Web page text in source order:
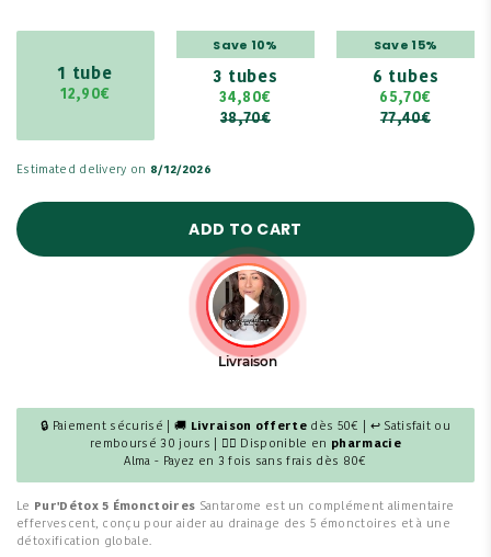
1 tube
12,90€
3 tubes
Save 10%
34,80€
38,70€
6 tubes
Save 15%
65,70€
77,40€
Estimated delivery on 8/12/2026
ADD TO CART
🔒 Paiement sécurisé | 🚚 Livraison offerte dès 50€ | ↩ Satisfait ou
remboursé 30 jours | 👩‍⚕️ Disponible en pharmacie
Alma - Payez en 3 fois sans frais dès 80€
Le Pur'Détox 5 Émonctoires Santarome est un complément alimentaire
effervescent, conçu pour aider au drainage des 5 émonctoires et à une
détoxification globale.